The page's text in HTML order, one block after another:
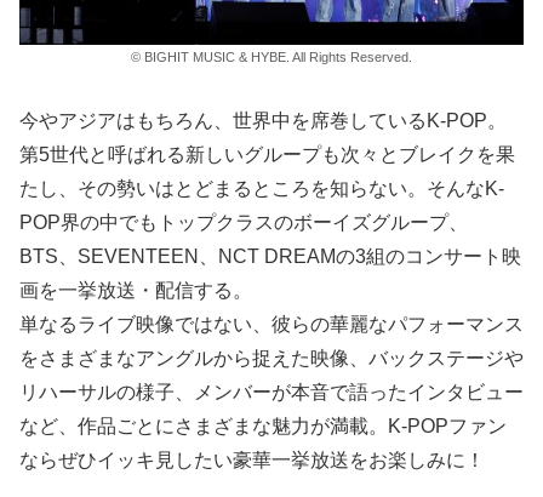
© BIGHIT MUSIC & HYBE. All Rights Reserved.
今やアジアはもちろん、世界中を席巻しているK-POP。
第5世代と呼ばれる新しいグループも次々とブレイクを果
たし、その勢いはとどまるところを知らない。そんなK-
POP界の中でもトップクラスのボーイズグループ、
BTS、SEVENTEEN、NCT DREAMの3組のコンサート映
画を一挙放送・配信する。
単なるライブ映像ではない、彼らの華麗なパフォーマンス
をさまざまなアングルから捉えた映像、バックステージや
リハーサルの様子、メンバーが本音で語ったインタビュー
など、作品ごとにさまざまな魅力が満載。K-POPファン
ならぜひイッキ見したい豪華一挙放送をお楽しみに！